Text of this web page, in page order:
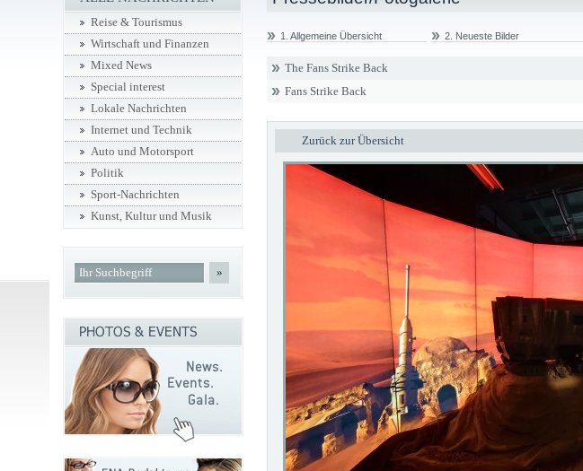
1. Allgemeine Übersicht 2. Neueste Bilder
The Fans Strike Back
Fans Strike Back
Zurück zur Übersicht
Reise & Tourismus
Wirtschaft und Finanzen
Mixed News
Special interest
Lokale Nachrichten
Internet und Technik
Auto und Motorsport
Politik
Sport-Nachrichten
Kunst, Kultur und Musik
»